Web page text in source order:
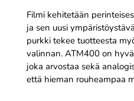
Filmi kehitetään
ja sen uusi
purkki tekee tuotteesta
valinnan. ATM400 on
joka arvostaa sekä
että hieman rouheampaa